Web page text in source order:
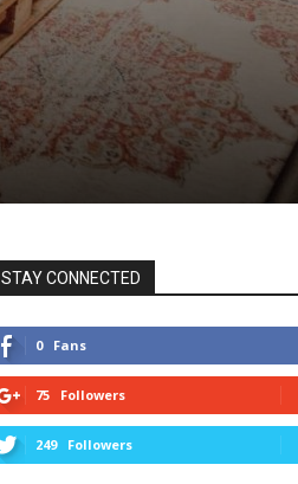
STAY CONNECTED
0 Fans
75 Followers
249 Followers